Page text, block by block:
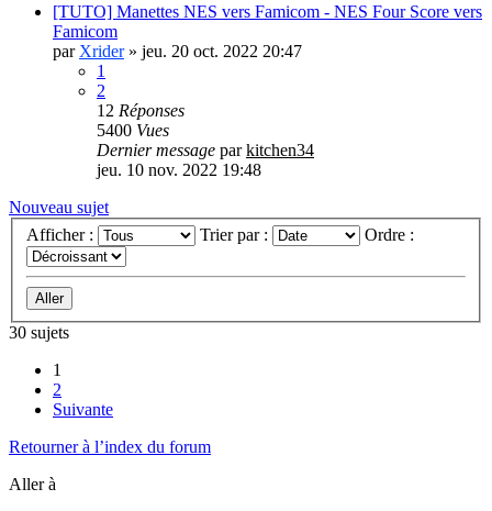
[TUTO] Manettes NES vers Famicom - NES Four Score vers
Famicom
par Xrider» jeu. 20 oct. 2022 20:47
1
2
12 Réponses
5400 Vues
Dernier message parkitchen34
jeu. 10 nov. 2022 19:48
Nouveau sujet
Afficher :
Trier par : Ordre :
30 sujets
1
2
Suivante
Retourner à l’index du forum
Aller à